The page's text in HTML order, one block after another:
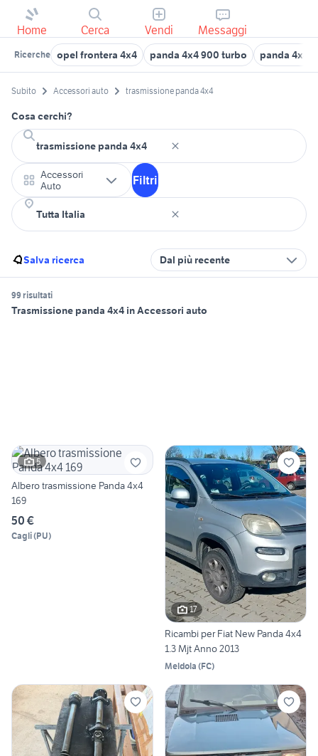
Home Cerca Vendi Messaggi
Ricerche opel frontera 4x4 panda 4x4 900 turbo panda 4x4
Subito Accessori auto trasmissione panda 4x4
Cosa cerchi?
Accessori
Auto
Filtri
Salva ricerca Dal più recente
99 risultati
Trasmissione panda 4x4 in Accessori auto
5
Albero trasmissione Panda 4x4
169
50 €
Cagli(PU)
17
Ricambi per Fiat New Panda 4x4
1.3 Mjt Anno 2013
Meldola (FC)